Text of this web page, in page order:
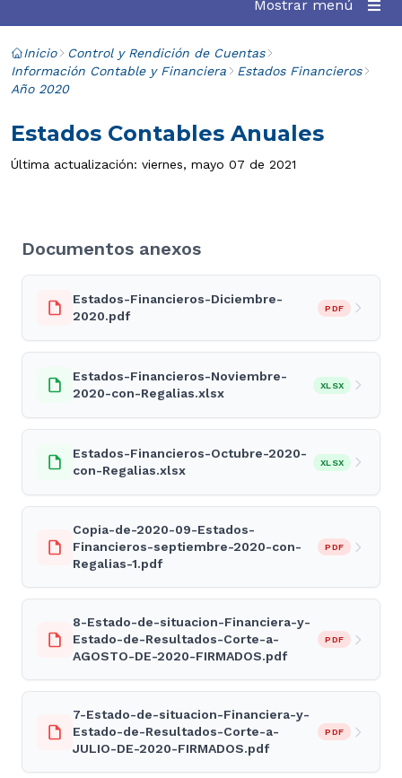
Mostrar menú
Inicio
Control y Rendición de Cuentas
Información Contable y Financiera
Estados Financieros
Año 2020
Estados Contables Anuales
Última actualización: viernes, mayo 07 de 2021
Documentos anexos
Estados-Financieros-Diciembre-
2020.pdf
PDF
Estados-Financieros-Noviembre-
2020-con-Regalias.xlsx
XLSX
Estados-Financieros-Octubre-2020-
con-Regalias.xlsx
XLSX
Copia-de-2020-09-Estados-
Financieros-septiembre-2020-con-
Regalias-1.pdf
PDF
8-Estado-de-situacion-Financiera-y-
Estado-de-Resultados-Corte-a-
AGOSTO-DE-2020-FIRMADOS.pdf
PDF
7-Estado-de-situacion-Financiera-y-
Estado-de-Resultados-Corte-a-
JULIO-DE-2020-FIRMADOS.pdf
PDF